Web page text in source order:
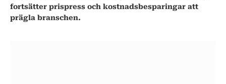
fortsätter prispress och kostnadsbesparingar att
prägla branschen.